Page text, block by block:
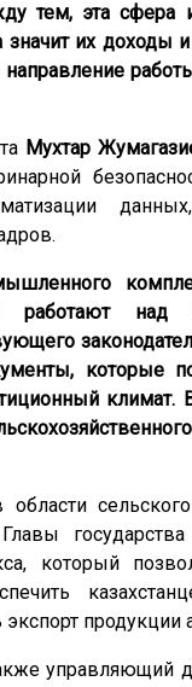
тем, эта сфера
их доходы
направление
Мухтар
работают
которые
сельского
который
продукции
управляющий